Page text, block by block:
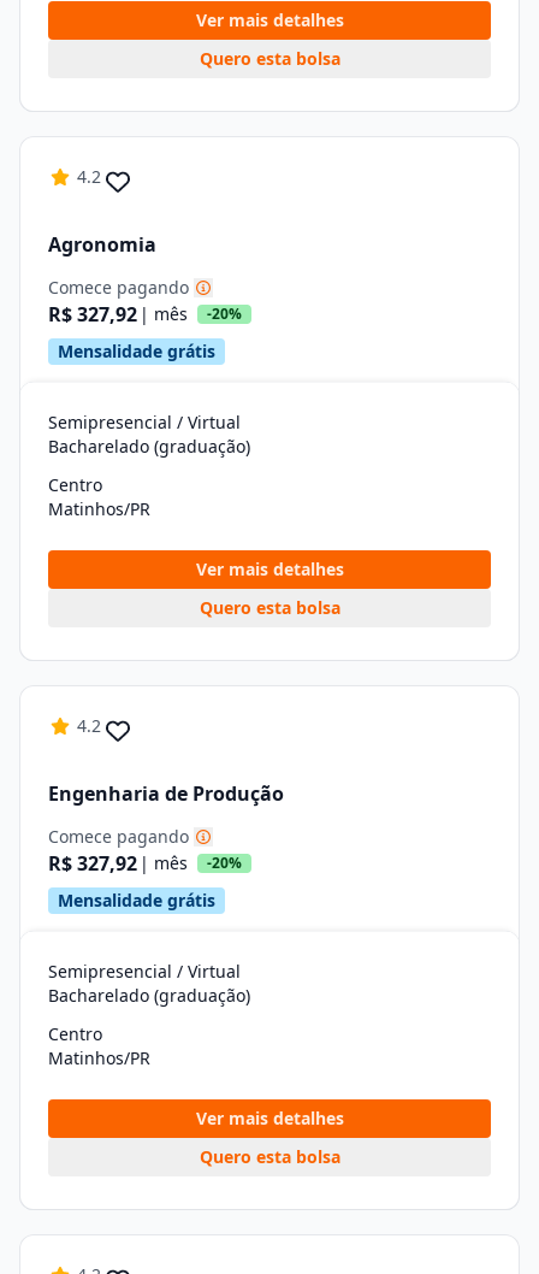
Ver mais detalhes
Quero esta bolsa
4.2
Agronomia
Comece pagando
R$ 327,92 | mês -20%
Mensalidade grátis
Semipresencial / Virtual
Bacharelado (graduação)
Centro
Matinhos/PR
Ver mais detalhes
Quero esta bolsa
4.2
Engenharia de Produção
Comece pagando
R$ 327,92 | mês -20%
Mensalidade grátis
Semipresencial / Virtual
Bacharelado (graduação)
Centro
Matinhos/PR
Ver mais detalhes
Quero esta bolsa